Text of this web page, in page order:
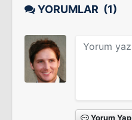
YORUMLAR (1)
Yorum Yap